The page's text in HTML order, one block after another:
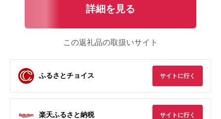
詳細を見る
この返礼品の取扱いサイト
ふるさとチョイス サイトに行く
楽天ふるさと納税 サイトに行く